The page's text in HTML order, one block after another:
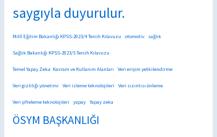
saygıyla duyurulur.
Millî Eğitim Bakanlığı KPSS-2023/4 Tercih Kılavuzu otomotiv sağlık
Sağlık Bakanlığı KPSS-2023/5 Tercih Kılavuzu
Temel Yapay Zeka: Kavram ve Kullanım Alanları Veri erişim yetkilendirme
Veri gizliliği yönetimi Veri izleme teknolojileri Veri sızıntısı önleme
Veri şifreleme teknolojileri yapay Yapay zeka
ÖSYM BAŞKANLIĞI